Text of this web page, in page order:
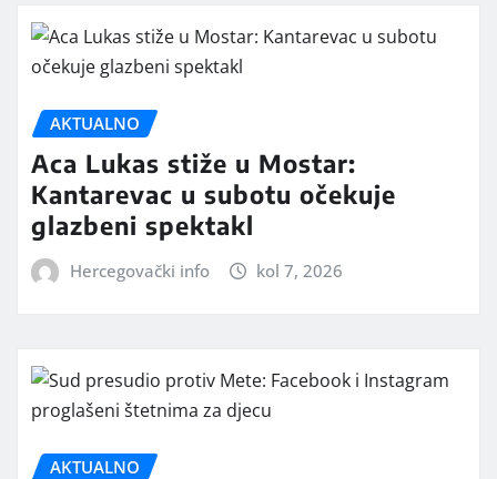
AKTUALNO
Aca Lukas stiže u Mostar:
Kantarevac u subotu očekuje
glazbeni spektakl
Hercegovački info kol 7, 2026
AKTUALNO